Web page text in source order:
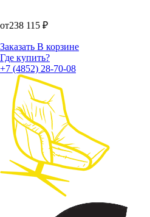
от238 115 ₽
Заказать В корзине
Где купить?
+7 (4852) 28-70-08